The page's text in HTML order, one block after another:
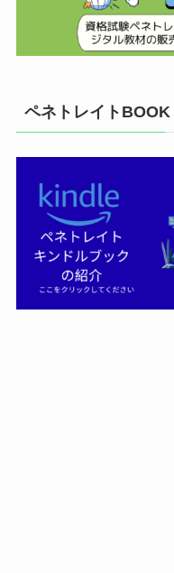
ペネトレイトBOOK